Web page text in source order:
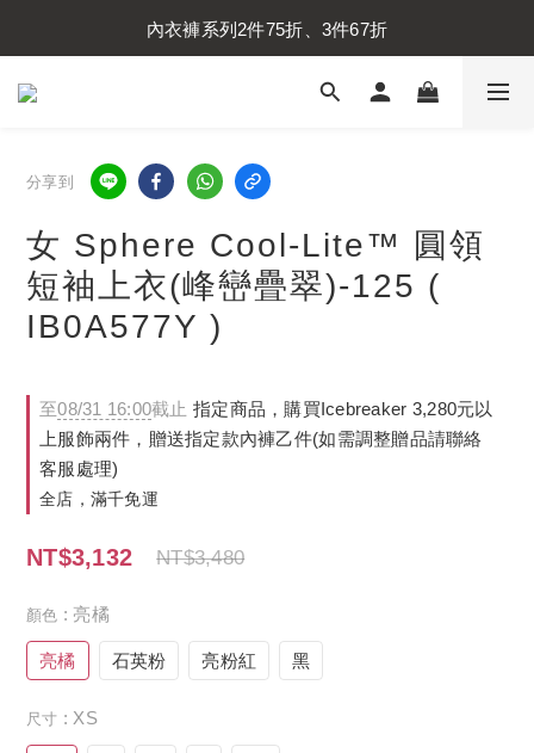
內衣褲系列2件75折、3件67折
內衣褲系列2件75折、3件67折
分享到
女 Sphere Cool-Lite™ 圓領
短袖上衣(峰巒疊翠)-125 (
IB0A577Y )
至08/31 16:00截止 指定商品，購買Icebreaker 3,280元以
上服飾兩件，贈送指定款內褲乙件(如需調整贈品請聯絡
客服處理)
全店，滿千免運
NT$3,132 NT$3,480
顏色 : 亮橘
亮橘 石英粉 亮粉紅 黑
尺寸 : XS